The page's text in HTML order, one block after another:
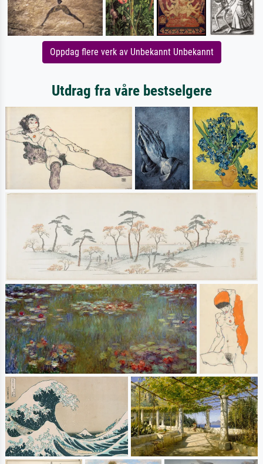
Oppdag flere verk av Unbekannt Unbekannt
Utdrag fra våre bestselgere